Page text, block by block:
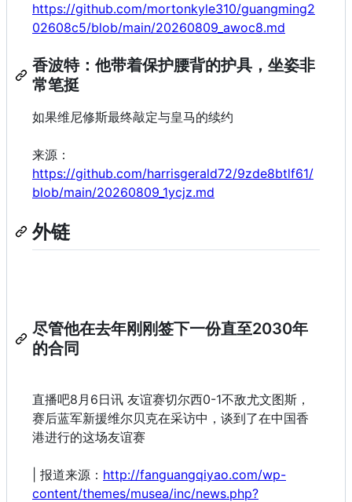
https://github.com/mortonkyle310/guangming2
02608c5/blob/main/20260809_awoc8.md
香波特：他带着保护腰背的护具，坐姿非
常笔挺
如果维尼修斯最终敲定与皇马的续约
来源：
https://github.com/harrisgerald72/9zde8btlf61/
blob/main/20260809_1ycjz.md
外链
尽管他在去年刚刚签下一份直至2030年
的合同
直播吧8月6日讯 友谊赛切尔西0-1不敌尤文图斯，
赛后蓝军新援维尔贝克在采访中，谈到了在中国香
港进行的这场友谊赛
| 报道来源： http://fanguangqiyao.com/wp-
content/themes/musea/inc/news.php?